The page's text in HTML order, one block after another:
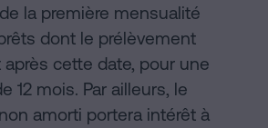
la première mensualité
dont le prélèvement
après cette date, pour une
12 mois. Par ailleurs, le
amorti portera intérêt à